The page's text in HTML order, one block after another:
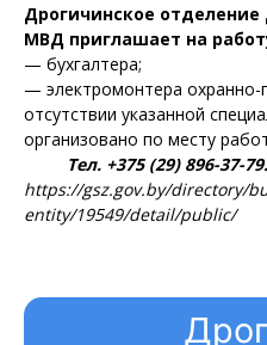
Дрогичинское
МВД приглашает на
— бухгалтера;
— электромонтера охранно-
отсутствии указанной
организовано по месту
Тел. +375 (29) 896-37-79.
https://gsz.gov.by/directory/
entity/19549/detail/public/